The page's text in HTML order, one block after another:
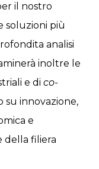
il nostro
soluzioni più
analisi
inoltre le
e di co-
su innovazione,
e
della filiera